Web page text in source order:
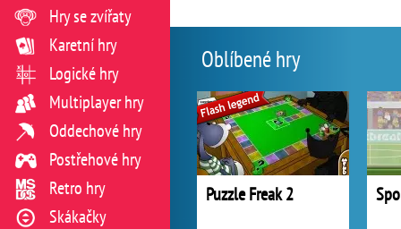
Oblíbené hry
Puzzle Freak 2
Hry se zvířaty
Karetní hry
Logické hry
Multiplayer hry
Oddechové hry
Postřehové hry
Retro hry
Skákačky